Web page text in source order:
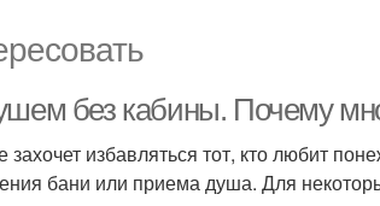
без кабины. Почему
захочет избавляться тот, кто любит
бани или приема душа. Для